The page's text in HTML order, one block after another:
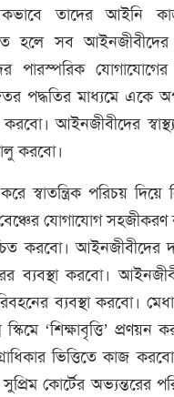
তাদের আইনি
হলে সব
পারস্পরিক
পদ্ধতির মাধ্যমে একে
আইনজীবীদের
করবো।
পরিচয় দিয়ে
যোগাযোগ সহজীকরণ
করবো। আইনজীবীদের
ব্যবস্থা করবো।
ব্যবস্থা করবো।
‘শিক্ষাবৃত্তি’ প্রণয়ন
ভিত্তিতে কাজ
কোর্টের অভ্যন্তরের